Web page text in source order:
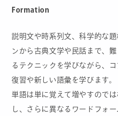
Formation
説明文や時系列文、科学的な
ンから古典文学や民話まで、
るテクニックを学びながら、
復習や新しい語彙を学びます。
単語は単に覚えて増やすので
し、さらに異なるワードフォ